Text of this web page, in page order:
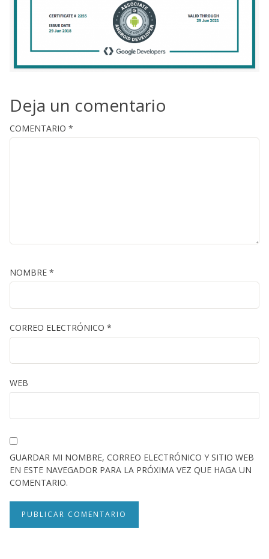
Deja un comentario
COMENTARIO *
NOMBRE *
CORREO ELECTRÓNICO *
WEB
GUARDAR MI NOMBRE, CORREO ELECTRÓNICO Y SITIO WEB
EN ESTE NAVEGADOR PARA LA PRÓXIMA VEZ QUE HAGA UN
COMENTARIO.